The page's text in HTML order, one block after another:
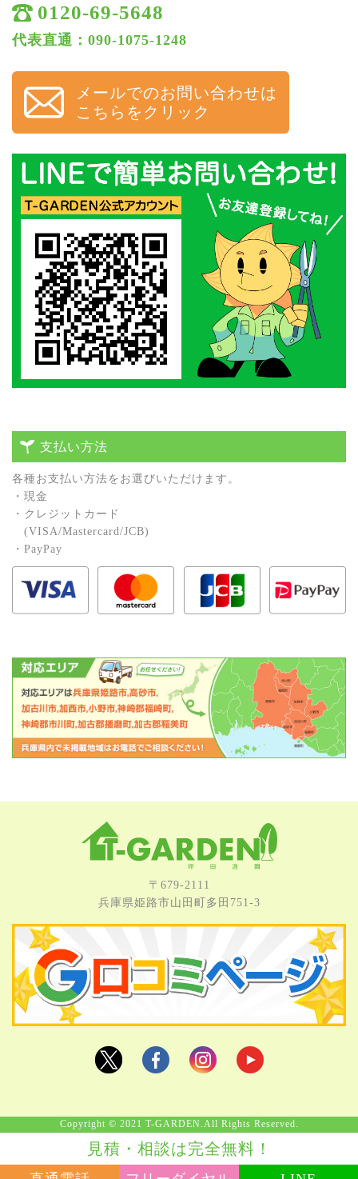
0120-69-5648
代表直通：090-1075-1248
メールでのお問い合わせは
こちらをクリック
支払い方法
各種お⽀払い⽅法をお選びいただけます。
・現⾦
・クレジットカード
(VISA/Mastercard/JCB)
・PayPay
〒679-2111
兵庫県姫路市⼭⽥町多⽥751-3
見積・相談は完全無料！
Copyright © 2021 T-GARDEN.All Rights Reserved.